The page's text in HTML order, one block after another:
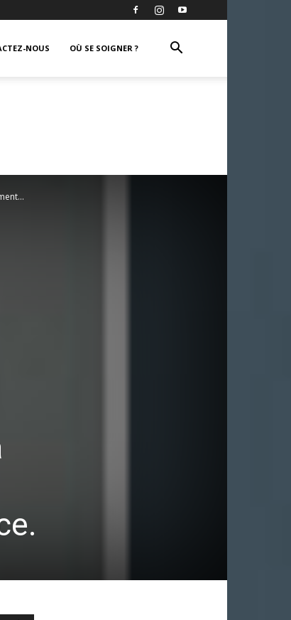
NOUS OÙ SE SOIGNER ?